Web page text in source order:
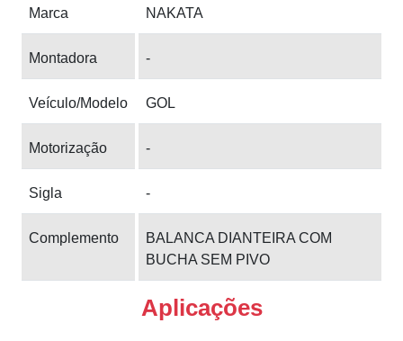
Marca NAKATA
Montadora -
Veículo/Modelo GOL
Motorização -
Sigla -
Complemento
BALANCA DIANTEIRA COM
BUCHA SEM PIVO
Aplicações